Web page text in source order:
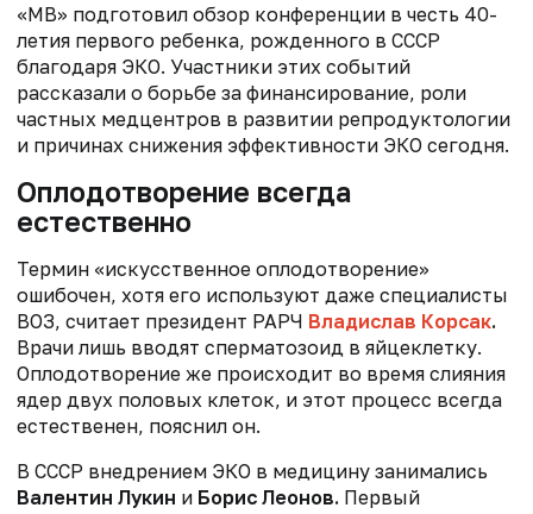
«МВ» подготовил обзор конференции в честь 40-
летия первого ребенка, рожденного в СССР
благодаря ЭКО. Участники этих событий
рассказали о борьбе за финансирование, роли
частных медцентров в развитии репродуктологии
и причинах снижения эффективности ЭКО сегодня.
Оплодотворение всегда
естественно
Термин «искусственное оплодотворение»
ошибочен, хотя его используют даже специалисты
ВОЗ, считает президент РАРЧ Владислав Корсак.
Врачи лишь вводят сперматозоид в яйцеклетку.
Оплодотворение же происходит во время слияния
ядер двух половых клеток, и этот процесс всегда
естественен, пояснил он.
В СССР внедрением ЭКО в медицину занимались
Валентин Лукин и Борис Леонов. Первый